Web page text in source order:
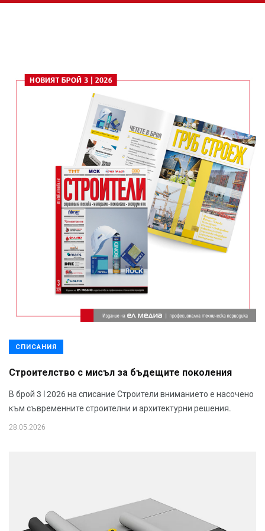
СПИСАНИЯ
Строителство с мисъл за бъдещите поколения
В брой 3 l 2026 на списание Строители вниманието е насочено
към съвременните строителни и архитектурни решения.
28.05.2026